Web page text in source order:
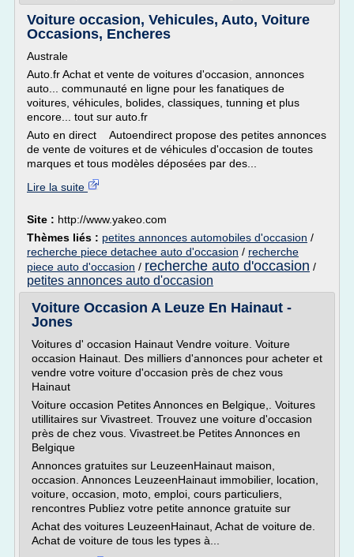
Voiture occasion, Vehicules, Auto, Voiture
Occasions, Encheres
Australe
Auto.fr Achat et vente de voitures d'occasion, annonces
auto... communauté en ligne pour les fanatiques de
voitures, véhicules, bolides, classiques, tunning et plus
encore... tout sur auto.fr
Auto en direct Autoendirect propose des petites annonces
de vente de voitures et de véhicules d'occasion de toutes
marques et tous modèles déposées par des...
Lire la suite
Site : http://www.yakeo.com
Thèmes liés : petites annonces automobiles d'occasion /
recherche piece detachee auto d'occasion / recherche
piece auto d'occasion / recherche auto d'occasion /
petites annonces auto d'occasion
Voiture Occasion A Leuze En Hainaut -
Jones
Voitures d' occasion Hainaut Vendre voiture. Voiture
occasion Hainaut. Des milliers d'annonces pour acheter et
vendre votre voiture d'occasion près de chez vous
Hainaut
Voiture occasion Petites Annonces en Belgique,. Voitures
utillitaires sur Vivastreet. Trouvez une voiture d'occasion
près de chez vous. Vivastreet.be Petites Annonces en
Belgique
Annonces gratuites sur LeuzeenHainaut maison,
occasion. Annonces LeuzeenHainaut immobilier, location,
voiture, occasion, moto, emploi, cours particuliers,
rencontres Publiez votre petite annonce gratuite sur
Achat des voitures LeuzeenHainaut, Achat de voiture de.
Achat de voiture de tous les types à...